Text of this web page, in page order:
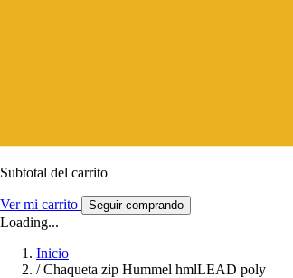
Subtotal del carrito
Ver mi carrito Seguir comprando
Loading...
Inicio
/ Chaqueta zip Hummel hmlLEAD poly